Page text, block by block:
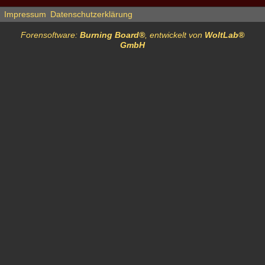
Impressum Datenschutzerklärung
Forensoftware: Burning Board®, entwickelt von WoltLab®
GmbH